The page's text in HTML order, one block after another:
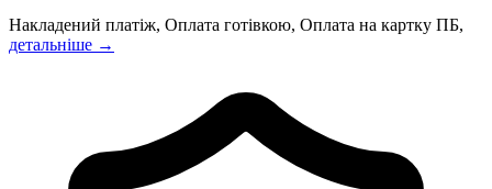
Накладений платіж, Оплата готівкою, Оплата на картку ПБ,
детальніше →